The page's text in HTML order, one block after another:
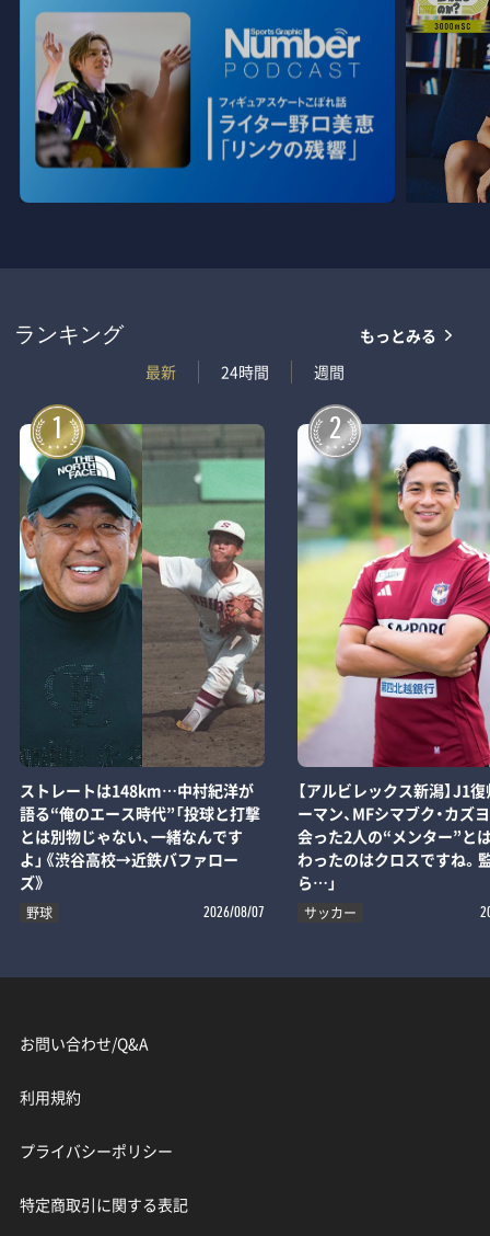
ランキング
最新
24時間 週間
もっとみる
1
ストレートは148km…中村紀洋が
語る“俺のエース時代”「投球と打撃
とは別物じゃない、一緒なんです
よ」《渋谷高校→近鉄バファロー
ズ》
野球 2026/08/07
2
【アルビレックス新潟】J1
ーマン、MFシマブク・カズ
会った2人の“メンター”とは
わったのはクロスですね。
ら…」
サッカー
お問い合わせ/Q&A
利用規約
プライバシーポリシー
特定商取引に関する表記